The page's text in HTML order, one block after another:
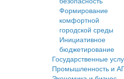
Формирование
комфортной
городской среды
Инициативное
бюджетирование
Государственные
Промышленность и